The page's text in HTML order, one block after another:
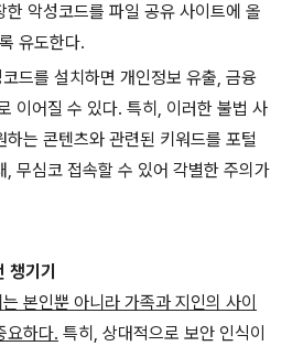
악성코드를 파일 공유 사이트에 올
유도한다.
드를 설치하면 개인정보 유출, 금융
이어질 수 있다. 특히 , 이러한 불법 사
는 콘텐츠와 관련된 키워드를 포털
, 무심코 접속할 수 있어 각별한 주의가
기기
본인뿐 아니라 가족과 지인의 사이
요하다. 특히 , 상대적으로 보안 인식이